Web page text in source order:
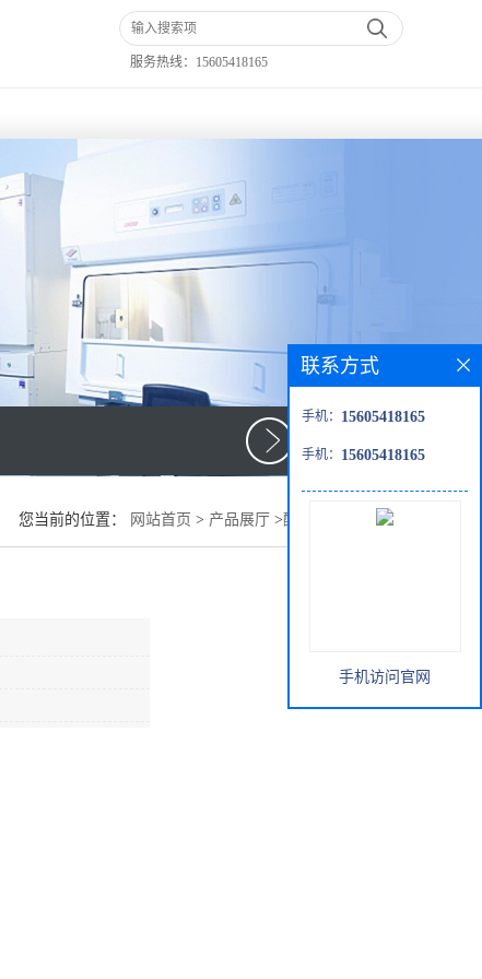
服务热线： 15605418165
您当前的位置： 网站首页 > 产品展厅 >酸类 异丁酸用途
联系方式
手机： 15605418165
手机： 15605418165
手机访问官网